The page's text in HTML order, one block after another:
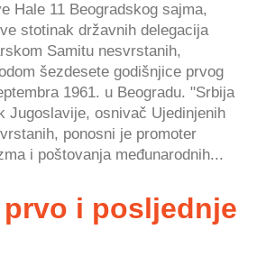
Hale 11 Beogradskog sajma,
stotinak državnih delegacija
Samitu nesvrstanih,
šezdesete godišnjice prvog
1961. u Beogradu. "Srbija
Jugoslavije, osnivač Ujedinjenih
ponosni je promoter
i poštovanja međunarodnih...
prvo i posljednje